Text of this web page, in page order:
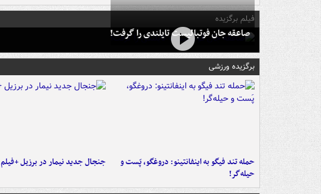
فیلم برگزیده
صاعقه جان فوتبالیست تایلندی را گرفت!
برگزیده ورزشی
حمله تند فیگو به اینفانتینو: دروغگو، پَست‌ و
حیله‌گر!
جنجال جدید نیمار در برزیل +فیلم